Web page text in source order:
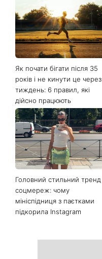
Як почати бігати після 35
років і не кинути це через
тиждень: 6 правил, які
дійсно працюють
Головний стильний тренд
соцмереж: чому
мініспідниця з паєтками
підкорила Instagram